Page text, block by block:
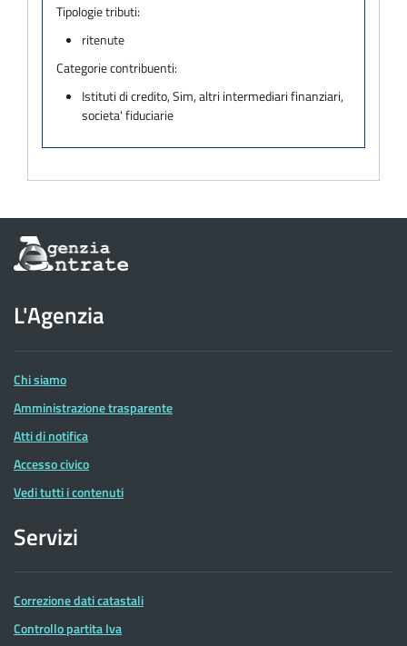
Tipologie tributi:
ritenute
Categorie contribuenti:
Istituti di credito, Sim, altri intermediari finanziari,
societa' fiduciarie
Informazioni
sul
dell'Agenzia
delle
Entrate
L'Agenzia
Chi siamo
Amministrazione trasparente
Atti di notifica
Accesso civico
Vedi tutti i contenuti
Servizi
Correzione dati catastali
Controllo partita Iva